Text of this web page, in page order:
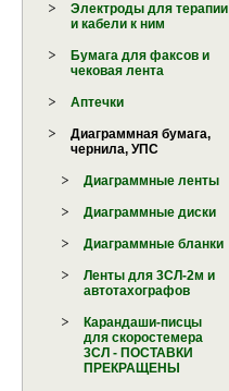
Электроды для терапии
и кабели к ним
Бумага для факсов и
чековая лента
Аптечки
Диаграммная бумага,
чернила, УПС
Диаграммные ленты
Диаграммные диски
Диаграммные бланки
Ленты для 3СЛ-2м и
автотахографов
Карандаши-писцы
для скоростемера
3СЛ - ПОСТАВКИ
ПРЕКРАЩЕНЫ